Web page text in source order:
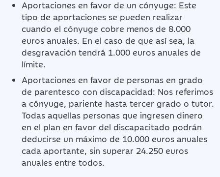
Aportaciones en favor de un cónyuge: Este
tipo de aportaciones se pueden realizar
cuando el cónyuge cobre menos de 8.000
euros anuales. En el caso de que así sea, la
desgravación tendrá 1.000 euros anuales de
límite.
Aportaciones en favor de personas en grado
de parentesco con discapacidad: Nos referimos
a cónyuge, pariente hasta tercer grado o tutor.
Todas aquellas personas que ingresen dinero
en el plan en favor del discapacitado podrán
deducirse un máximo de 10.000 euros anuales
cada aportante, sin superar 24.250 euros
anuales entre todos.